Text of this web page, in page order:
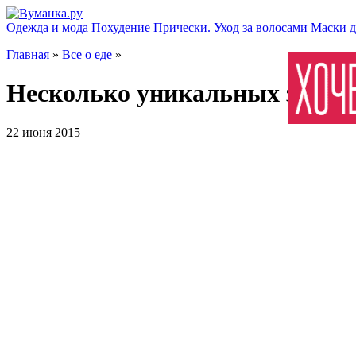
Одежда и мода Похудение Прически. Уход за волосами Маски
Главная » Все о еде »
Несколько уникальных
22 июня 2015